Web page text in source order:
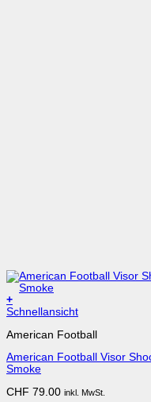
+
Schnellansicht
American Football
American Football Visor
Smoke
CHF 79.00 inkl. MwSt.